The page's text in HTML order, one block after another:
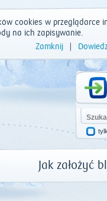
cookies w przeglądarce
na ich zapisywanie.
Zamknij
Jak założyć